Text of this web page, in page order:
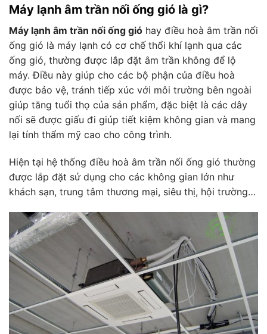
Máy lạnh âm trần nối ống gió là gì?
Máy lạnh âm trần nối ống gió hay điều hoà âm trần nối
ống gió là máy lạnh có cơ chế thổi khí lạnh qua các
ống gió, thường được lắp đặt âm trần không để lộ
máy. Điều này giúp cho các bộ phận của điều hoà
được bảo vệ, tránh tiếp xúc với môi trường bên ngoài
giúp tăng tuổi thọ của sản phẩm, đặc biệt là các dây
nối sẽ được giấu đi giúp tiết kiệm không gian và mang
lại tính thẩm mỹ cao cho công trình.
Hiện tại hệ thống điều hoà âm trần nối ống gió thường
được lắp đặt sử dụng cho các không gian lớn như
khách sạn, trung tâm thương mại, siêu thị, hội trường…